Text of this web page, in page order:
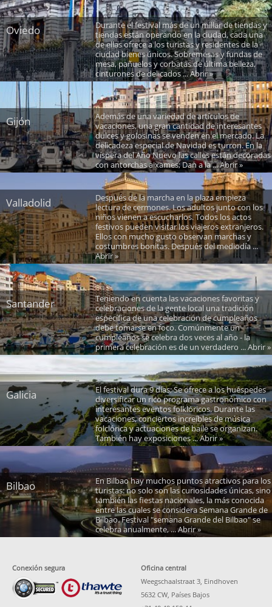
Oviedo
Durante el festival más de un millar de tiendas y
tiendas están operando en la ciudad, cada una
de ellas ofrece a los turistas y residentes de la
ciudad bienes únicos. Sobremesas y fundas de
mesa, pañuelos y corbatas de última belleza,
cinturones de delicados ... Abrir »
Gijón
Además de una variedad de artículos de
vacaciones, una gran cantidad de interesantes
dulces y golosinas se venden en el mercado. La
delicadeza especial de Navidad es turron. En la
víspera del Año Nuevo las calles están decoradas
con antorchas aixames; Dan a la ... Abrir »
Valladolid
Después de la marcha en la plaza empieza
lectura de cermones. Los adultos junto con los
niños vienen a escucharlos. Todos los actos
festivos pueden visitar los viajeros extranjeros.
Ellos con mucho gusto observan marchas y
costumbres bonitas. Después del mediodía ...
Abrir »
Santander
Teniendo en cuenta las vacaciones favoritas y
celebraciones de la gente local una tradición
específica de una celebración de cumpleaños
debe tomarse en foco. Comúnmente un
cumpleaños se celebra dos veces al año - la
primera celebración es de un verdadero ... Abrir »
Galicia
El festival dura 9 días; Se ofrece a los huéspedes
diversificar un rico programa gastronómico con
interesantes eventos folklóricos. Durante las
vacaciones, conciertos increíbles de música
folclórica y actuaciones de baile se organizan.
También hay exposiciones ... Abrir »
Bilbao
En Bilbao hay muchos puntos atractivos para los
turistas: no solo son las curiosidades únicas, sino
también las fiestas nacionales, la más conocida
entre las cuales se considera Semana Grande de
Bilbao. Festival "semana Grande del Bilbao" se
celebra anualmente, ... Abrir »
Conexión segura
Oficina central
Weegschaalstraat 3, Eindhoven
5632 CW, Países Bajos